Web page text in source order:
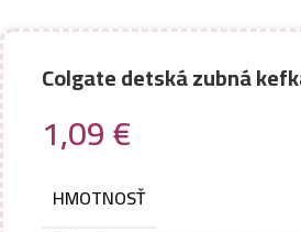
Colgate detská zubná
1,09€
HMOTNOSŤ